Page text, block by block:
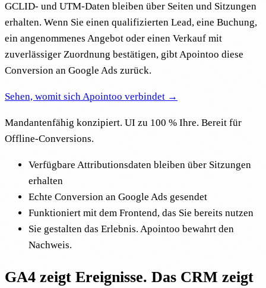
GCLID- und UTM-Daten bleiben über Seiten und Sitzungen
erhalten. Wenn Sie einen qualifizierten Lead, eine Buchung,
ein angenommenes Angebot oder einen Verkauf mit
zuverlässiger Zuordnung bestätigen, gibt Apointoo diese
Conversion an Google Ads zurück.
Sehen, womit sich Apointoo verbindet →
Mandantenfähig konzipiert. UI zu 100 % Ihre. Bereit für
Offline-Conversions.
Verfügbare Attributionsdaten bleiben über Sitzungen
erhalten
Echte Conversion an Google Ads gesendet
Funktioniert mit dem Frontend, das Sie bereits nutzen
Sie gestalten das Erlebnis. Apointoo bewahrt den
Nachweis.
GA4 zeigt Ereignisse. Das CRM zeigt